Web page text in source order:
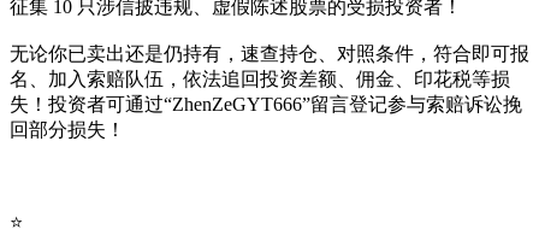
征集 10 只涉信披违规、虚假陈述股票的受损投资者！
无论你已卖出还是仍持有，速查持仓、对照条件，符合即可报
名、加入索赔队伍，依法追回投资差额、佣金、印花税等损
失！投资者可通过“ZhenZeGYT666”留言登记参与索赔诉讼挽
回部分损失！
⭐